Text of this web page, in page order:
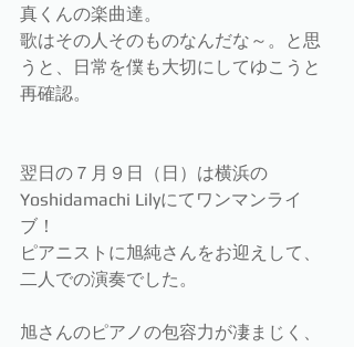
真くんの楽曲達。
歌はその人そのものなんだな～。と思
うと、日常を僕も大切にしてゆこうと
再確認。
翌日の７月９日（日）は横浜の
Yoshidamachi Lilyにてワンマンライ
ブ！
ピアニストに旭純さんをお迎えして、
二人での演奏でした。
旭さんのピアノの包容力が凄まじく、